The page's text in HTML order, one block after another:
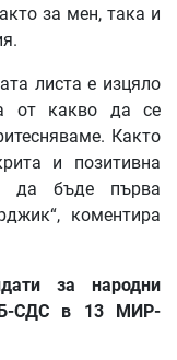
за мен, така и
листа е изцяло
от какво да се
Както
и позитивна
да бъде първа
коментира
за народни
СДС в 13 МИР-